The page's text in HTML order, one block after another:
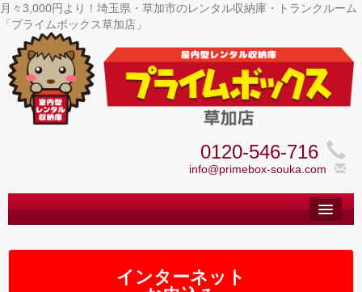
月々3,000円より！埼玉県・草加市のレンタル収納庫・トランクルーム
「プライムボックス草加店」
0120-546-716
info@primebox-souka.com
トップ
– Top –
– User guide –
インターネット